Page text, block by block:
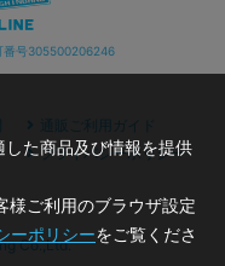
番号305500206246
通販ご利用ガイド
プライバシーポリシー
Co.,Ltd.
た商品及び情報を提供
様ご利用のブラウザ設定
ーポリシーをご覧くださ